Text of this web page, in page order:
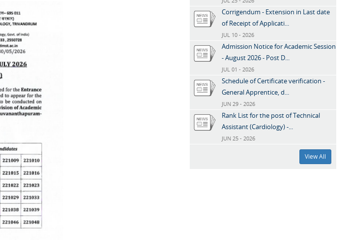
Corrigendum - Extension in Last date
of Receipt of Applicati...
JUL 10 - 2026
Admission Notice for Academic Session
- August 2026 - Post D...
JUL 01 - 2026
Schedule of Certificate verification -
General Apprentice, d...
JUN 29 - 2026
Rank List for the post of Technical
Assistant (Cardiology) -...
JUN 25 - 2026
View All